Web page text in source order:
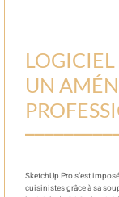
UN
SketchUp Pro s’est
cuisinistes grâce à sa